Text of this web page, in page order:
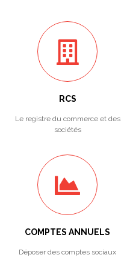
RCS
Le registre du commerce et des
sociétés
COMPTES ANNUELS
Déposer des comptes sociaux